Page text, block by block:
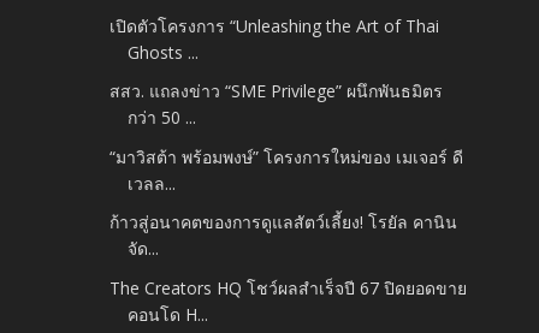
เปิดตัวโครงการ “Unleashing the Art of Thai
Ghosts ...
สสว. แถลงข่าว “SME Privilege” ผนึกพันธมิตร
กว่า 50 ...
“มาวิสต้า พร้อมพงษ์” โครงการใหม่ของ เมเจอร์ ดี
เวลล...
ก้าวสู่อนาคตของการดูแลสัตว์เลี้ยง! โรยัล คานิน
จัด...
The Creators HQ โชว์ผลสำเร็จปี 67 ปิดยอดขาย
คอนโด H...